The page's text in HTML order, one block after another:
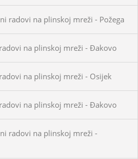
radovi na plinskoj mreži - Požega
na plinskoj mreži - Đakovo
na plinskoj mreži - Osijek
na plinskoj mreži - Đakovo
radovi na plinskoj mreži -